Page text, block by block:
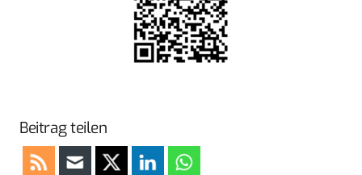
Beitrag teilen